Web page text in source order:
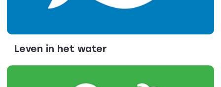
Leven in het water